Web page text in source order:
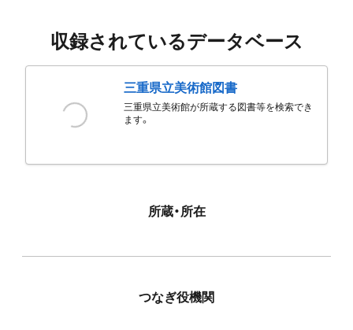
収録されているデータベース
三重県立美術館図書
三重県立美術館が所蔵する図書等を検索でき
ます。
所蔵・所在
つなぎ役機関